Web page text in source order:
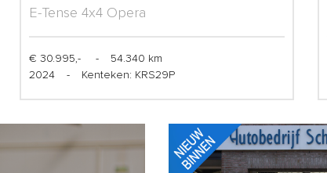
E-Tense 4x4 Opera
€ 30.995,- -
54.340 km
2024
- Kenteken: KRS29P